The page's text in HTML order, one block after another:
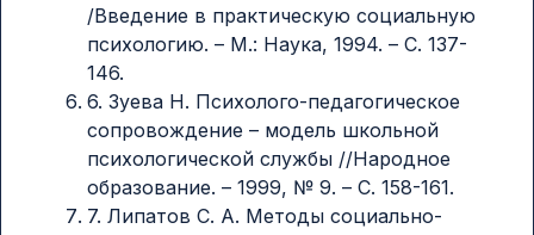
/Введение в практическую социальную
психологию. – М.: Наука, 1994. – С. 137-
146.
6. Зуева Н. Психолого-педагогическое
сопровождение – модель школьной
психологической службы //Народное
образование. – 1999, № 9. – С. 158-161.
7. Липатов С. А. Методы социально-